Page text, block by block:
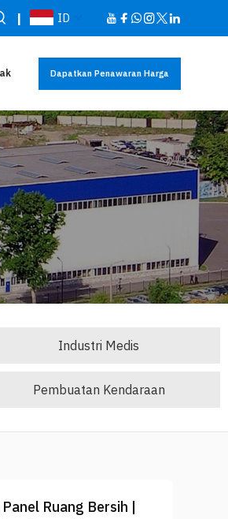
| ID
Dapatkan Penawaran Harga
Industri Medis
Pembuatan Kendaraan
Ruang Bersih |